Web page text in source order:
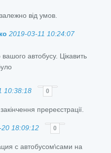
від умов.
2019-03-11 10:24:07
автобусу. Цікавить
10:38:18 0
пререєстрації.
18:09:12 0
с автобусом\сами на